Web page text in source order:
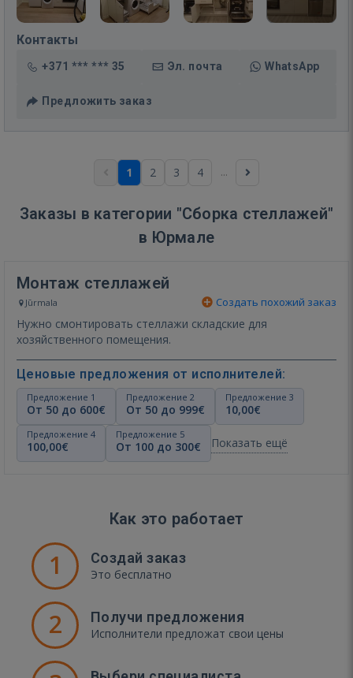
Контакты
+371 *** *** 35 Эл. почта WhatsApp
Предложить заказ
1 2 3 4 ...
Заказы в категории "Сборка стеллажей"
в Юрмале
Монтаж стеллажей
Jūrmala Создать похожий заказ
Нужно смонтировать стеллажи складские для
хозяйственного помещения.
Ценовые предложения от исполнителей:
Предложение 1
От 50 до 600€
Предложение 2
От 50 до 999€
Предложение 3
10,00€
Предложение 4
100,00€
Предложение 5
От 100 до 300€ Показать ещё
Как это работает
1 Создай заказ
Это бесплатно
2 Получи предложения
Исполнители предложат свои цены